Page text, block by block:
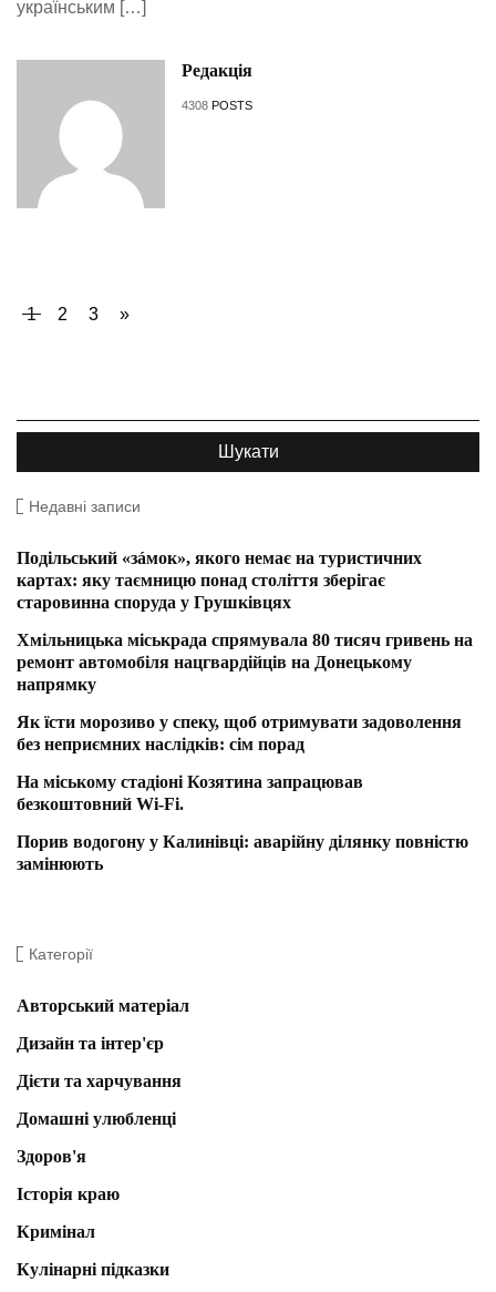
українським […]
Редакція
4308 POSTS
1 2 3 »
Недавні записи
Подільський «зáмок», якого немає на туристичних
картах: яку таємницю понад століття зберігає
старовинна споруда у Грушківцях
Хмільницька міськрада спрямувала 80 тисяч гривень на
ремонт автомобіля нацгвардійців на Донецькому
напрямку
Як їсти морозиво у спеку, щоб отримувати задоволення
без неприємних наслідків: сім порад
На міському стадіоні Козятина запрацював
безкоштовний Wi-Fi.
Порив водогону у Калинівці: аварійну ділянку повністю
замінюють
Категорії
Авторський матеріал
Дизайн та інтер'єр
Дієти та харчування
Домашні улюбленці
Здоров'я
Історія краю
Кримінал
Кулінарні підказки